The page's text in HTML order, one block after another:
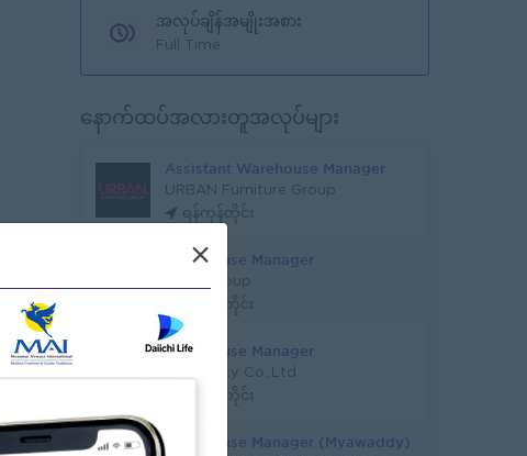
အလုပ်ချိန်အမျိုးအစား
Full Time
နောက်ထပ်အလားတူအလုပ်များ
Assistant Warehouse Manager
URBAN Furniture Group
ရန်ကုန်တိုင်း
Warehouse Manager
AtoZ Group
ရန်ကုန်တိုင်း
Warehouse Manager
ZS Beauty Co.,Ltd
ရန်ကုန်တိုင်း
Warehouse Manager (Myawaddy)
×